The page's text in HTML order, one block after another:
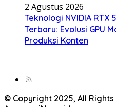
2 Agustus 2026
Teknologi NVIDIA RTX
Terbaru: Evolusi GPU
Produksi Konten
© Copyright 2025, All